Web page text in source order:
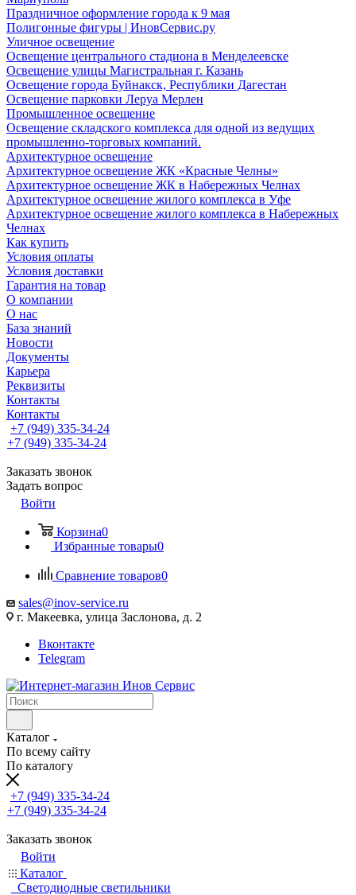
Праздничное оформление города к 9 мая
Полигонные фигуры | ИновСервис.ру
Уличное освещение
Освещение центрального стадиона в Менделеевске
Освещение улицы Магистральная г. Казань
Освещение города Буйнакск, Республики Дагестан
Освещение парковки Леруа Мерлен
Промышленное освещение
Освещение складского комплекса для одной из ведущих
промышленно-торговых компаний.
Архитектурное освещение
Архитектурное освещение ЖК «Красные Челны»
Архитектурное освещение ЖК в Набережных Челнах
Архитектурное освещение жилого комплекса в Уфе
Архитектурное освещение жилого комплекса в Набережных
Челнах
Как купить
Условия оплаты
Условия доставки
Гарантия на товар
О компании
О нас
База знаний
Новости
Документы
Карьера
Реквизиты
Контакты
Контакты
+7 (949) 335-34-24
+7 (949) 335-34-24
Заказать звонок
Задать вопрос
Войти
Корзина0
Избранные товары0
Сравнение товаров0
sales@inov-service.ru
г. Макеевка, улица Заслонова, д. 2
Вконтакте
Telegram
Каталог
По всему сайту
По каталогу
+7 (949) 335-34-24
+7 (949) 335-34-24
Заказать звонок
Войти
Каталог
Светодиодные светильники